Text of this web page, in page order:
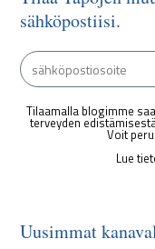
sähköpostiisi.
Tilaamalla blogimme
terveyden
Voit
Lue
Uusimmat